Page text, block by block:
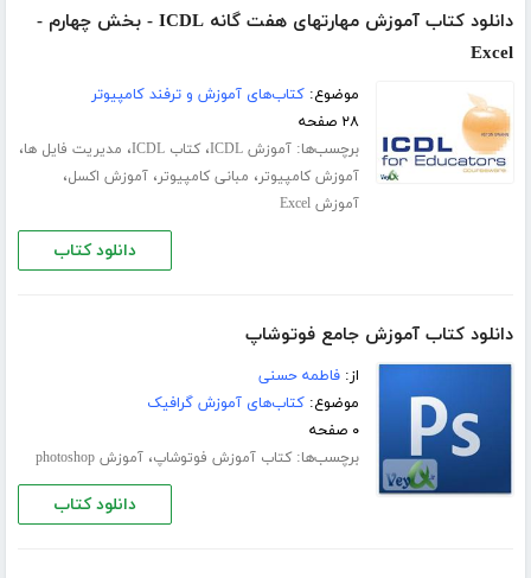
دانلود کتاب آموزش مهارتهای هفت گانه ICDL - بخش چهارم -
Excel
موضوع:کتاب‌های آموزش و ترفند کامپیوتر
۲۸ صفحه
برچسب‌ها:آموزش ICDL ،کتاب ICDL ، مدیریت فایل ها،
آموزش کامپیوتر، مبانی کامپیوتر،آموزش اکسل،
آموزش Excel
دانلود کتاب
دانلود کتاب آموزش جامع فوتوشاپ
از:فاطمه حسنی
موضوع:کتاب‌های آموزش گرافیک
۰ صفحه
برچسب‌ها:کتاب آموزش فوتوشاپ،آموزش photoshop
دانلود کتاب